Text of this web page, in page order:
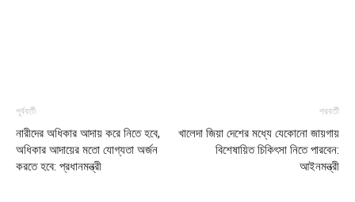
পূর্ববর্তী
নারীদের অধিকার আদায় করে নিতে হবে,
অধিকার আদায়ের মতো যোগ্যতা অর্জন
করতে হবে: প্রধানমন্ত্রী
পরবর্তী
খালেদা জিয়া দেশের মধ্যে যেকোনো জায়গায়
বিশেষায়িত চিকিৎসা নিতে পারবেন:
আইনমন্ত্রী